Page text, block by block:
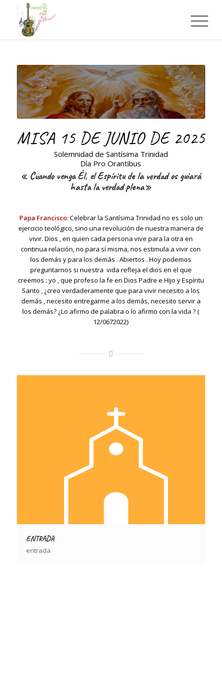
MISA 15 DE JUNIO DE 2025
Solemnidad de Santísima Trinidad
Día Pro Orantibus
«Cuando venga Él, el Espíritu de la verdad os guiará
hasta la verdad plena»
Papa Francisco:Celebrar la Santísima Trinidad no es solo un
ejercicio teológico, sino una revolución de nuestra manera de
vivir. Dios , en quien cada persona vive para la otra en
continua relación, no para sí misma, nos estimula a vivir con
los demás y para los demás . Abiertos . Hoy podemos
preguntarnos si nuestra vida refleja el dios en el que
creemos : yo , que profeso la fe en Dios Padre e Hijo y Espíritu
Santo , ¿creo verdaderamente que para vivir necesito a los
demás , necesito entregarme a los demás, necesito servir a
los demás? ¿Lo afirmo de palabra o lo afirmo con la vida ? (
12/0672022)
ENTRADA
entrada